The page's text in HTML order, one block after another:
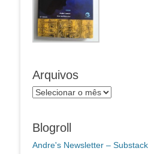
Arquivos
Arquivos
Blogroll
Andre's Newsletter – Substack